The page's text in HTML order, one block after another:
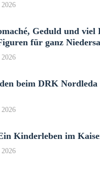
Geduld und viel
für ganz
beim DRK
Kinderleben im